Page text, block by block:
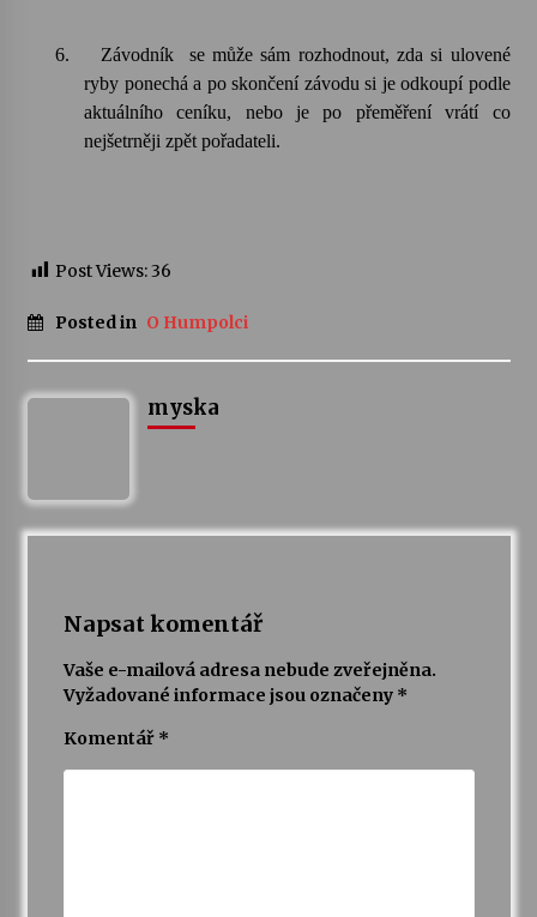
6. Závodník
se může sám rozhodnout, zda si ulovené
ryby ponechá a po skončení závodu si je odkoupí podle
aktuálního ceníku, nebo je po přeměření vrátí co
nejšetrněji zpět pořadateli.
Post Views:36
Posted in O Humpolci
myska
Napsat komentář
Vaše e-mailová adresa nebude zveřejněna.
Vyžadované informace jsou označeny *
Komentář *